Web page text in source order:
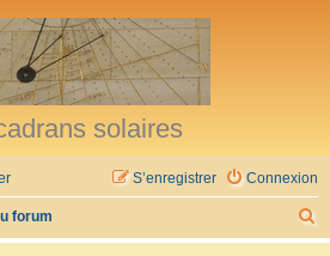
solaires
Connexion
S’enregistrer
forum
e